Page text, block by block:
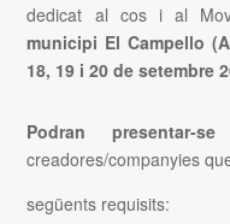
dedicat al cos i al
municipi El Campello
18, 19 i 20 de setembre
Podran presentar-se
creadores/companyies
següents requisits: